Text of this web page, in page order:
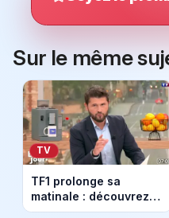
Sur le même
TV
TF1 prolonge sa
matinale : découvrez
″Bonjour ! Avec vous″